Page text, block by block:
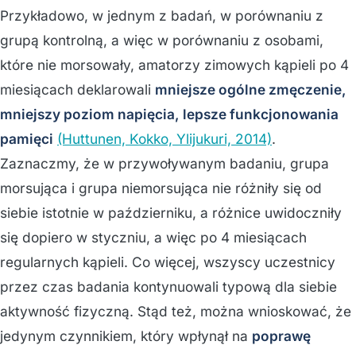
Przykładowo, w jednym z badań, w porównaniu z
grupą kontrolną, a więc w porównaniu z osobami,
które nie morsowały, amatorzy zimowych kąpieli po 4
miesiącach deklarowali mniejsze ogólne zmęczenie,
mniejszy poziom napięcia, lepsze funkcjonowania
pamięci (Huttunen, Kokko, Ylijukuri, 2014).
Zaznaczmy, że w przywoływanym badaniu, grupa
morsująca i grupa niemorsująca nie różniły się od
siebie istotnie w październiku, a różnice uwidoczniły
się dopiero w styczniu, a więc po 4 miesiącach
regularnych kąpieli. Co więcej, wszyscy uczestnicy
przez czas badania kontynuowali typową dla siebie
aktywność fizyczną. Stąd też, można wnioskować, że
jedynym czynnikiem, który wpłynął na poprawę